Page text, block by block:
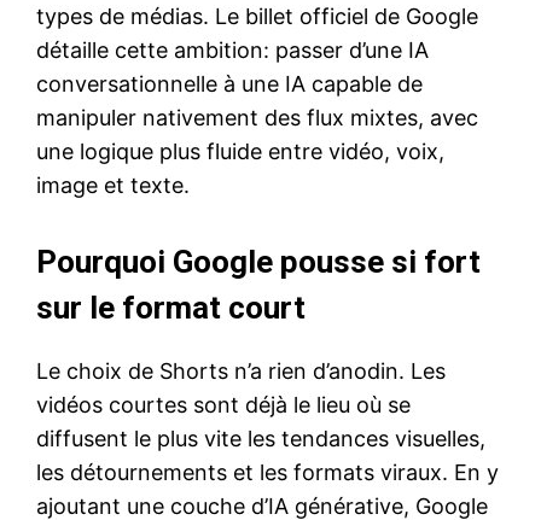
types de médias. Le billet officiel de Google
détaille cette ambition: passer d’une IA
conversationnelle à une IA capable de
manipuler nativement des flux mixtes, avec
une logique plus fluide entre vidéo, voix,
image et texte.
Pourquoi Google pousse si fort
sur le format court
Le choix de Shorts n’a rien d’anodin. Les
vidéos courtes sont déjà le lieu où se
diffusent le plus vite les tendances visuelles,
les détournements et les formats viraux. En y
ajoutant une couche d’IA générative, Google